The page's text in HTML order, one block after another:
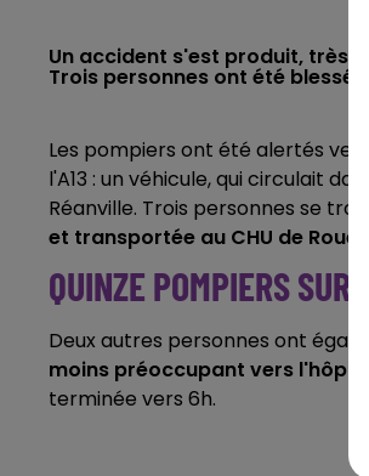
Un accident s'est produit, très
Trois personnes ont été
Les pompiers ont été alertés
l'A13 : un véhicule, qui circulait
Réanville. Trois personnes se
et transportée au CHU de Rouen
QUINZE POMPIERS SUR
Deux autres personnes ont
moins préoccupant vers
terminée vers 6h.